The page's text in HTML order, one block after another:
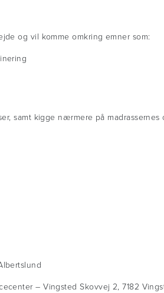
og vil komme omkring emner som:
samt kigge nærmere på
– Vingsted Skovvej 2, 7182